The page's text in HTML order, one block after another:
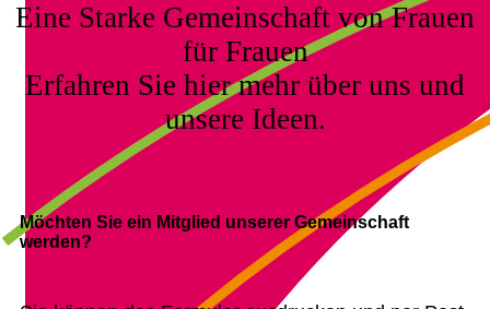
Eine Starke Gemeinschaft von Frauen
für Frauen
Erfahren Sie hier mehr über uns und
unsere Ideen.
Möchten Sie ein Mitglied unserer Gemeinschaft
werden?